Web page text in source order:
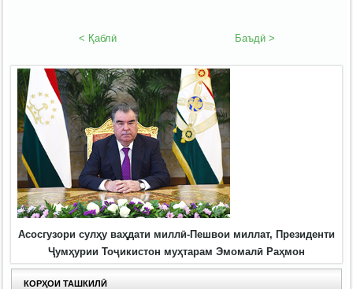
< Қаблӣ Баъдӣ >
Асосгузори сулҳу ваҳдати миллӣ-Пешвои миллат, Президенти
Ҷумҳурии Тоҷикистон муҳтарам Эмомалӣ Раҳмон
КОРҲОИ ТАШКИЛӢ